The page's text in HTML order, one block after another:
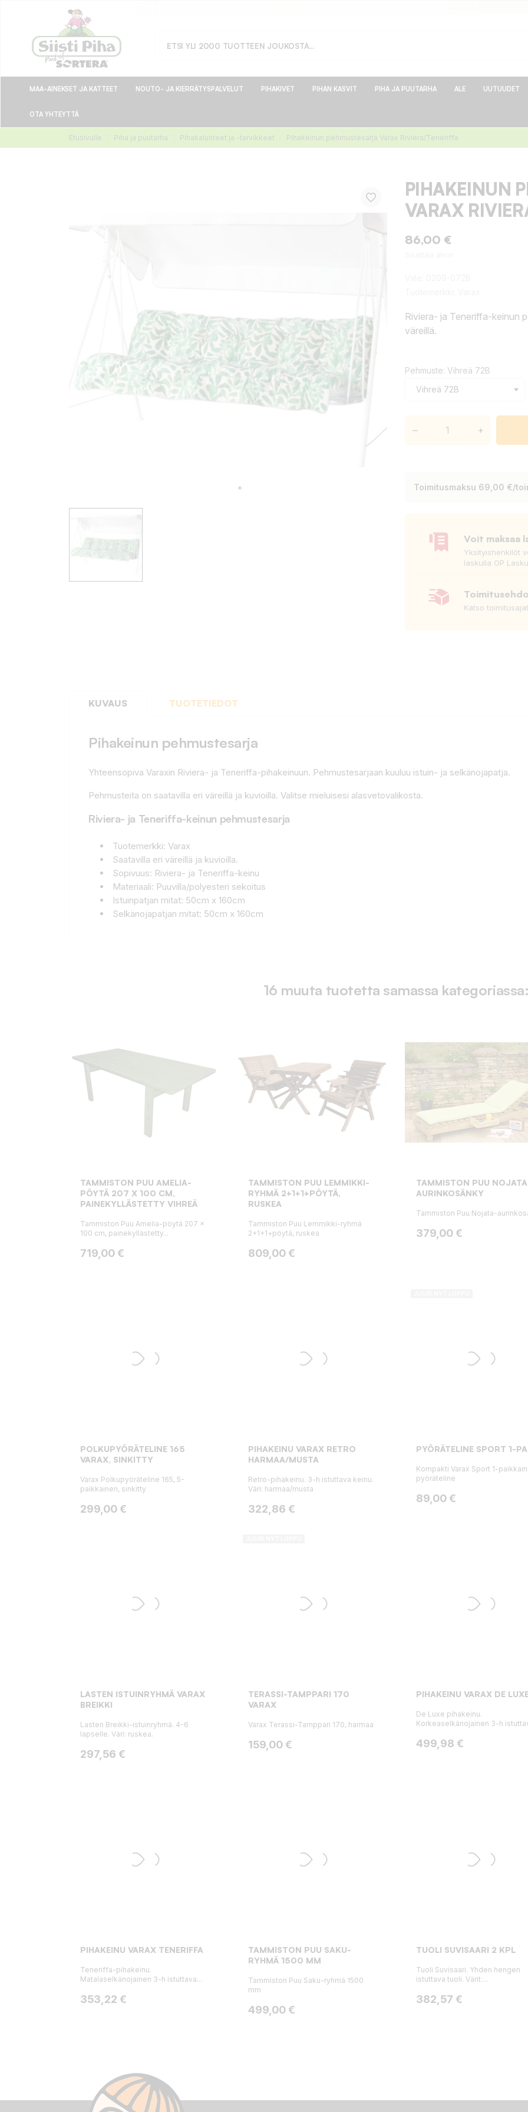
MAA-AINEKSET JA KATTEET NOUTO- JA KIERRÄTYSPALVELUT PIHAKIVET PIHAN KASVIT PIHA JA PUUTARHA ALE UUTUUDET
OTA YHTEYTTÄ
Etusivulle Piha ja puutarha Pihakalusteet ja -tarvikkeet Pihakeinun pehmustesarja Varax Riviera/Teneriffa
PIHAKEINUN
VARAX
86,00 €
Riviera- ja Teneriffa-keinun
väreillä.
Pehmuste: Vihreä 72B
– +
Toimitusmaksu 69,00 €/
Voit maksaa
Yksityishenkilöt
laskulla OP
Katso
KUVAUS TUOTETIEDOT
Pihakeinun pehmustesarja
Yhteensopiva Varaxin Riviera- ja Teneriffa-pihakeinuun. Pehmustesarjaan kuuluu istuin- ja selkänojapatja.
Pehmusteita on saatavilla eri väreillä ja kuvioilla. Valitse mieluisesi alasvetovalikosta.
Riviera- ja Teneriffa-keinun pehmustesarja
Tuotemerkki: Varax
Saatavilla eri väreillä ja kuvioilla.
Sopivuus: Riviera- ja Teneriffa-keinu
Materiaali: Puuvilla/polyesteri sekoitus
Istuinpatjan mitat: 50cm x 160cm
Selkänojapatjan mitat: 50cm x 160cm
16 muuta tuotetta samassa
TAMMISTON PUU AMELIA-
PÖYTÄ 207 X 100 CM,
PAINEKYLLÄSTETTY VIHREÄ
Tammiston Puu Amelia-pöytä 207 x
100 cm, painekyllästetty...
Hinta
719,00 €
TAMMISTON PUU LEMMIKKI-
RYHMÄ 2+1+1+PÖYTÄ,
RUSKEA
Tammiston Puu Lemmikki-ryhmä
2+1+1+pöytä, ruskea
Hinta
809,00 €
TAMMISTON PUU
AURINKOSÄNKY
Tammiston Puu Nojata-
Hinta
379,00 €
POLKUPYÖRÄTELINE 165
VARAX, SINKITTY
Varax Polkupyöräteline 165, 5-
paikkainen, sinkitty
Hinta
299,00 €
PIHAKEINU VARAX RETRO
HARMAA/MUSTA
Retro-pihakeinu. 3-h istuttava keinu.
Väri: harmaa/musta
Hinta
322,86 €
PYÖRÄTELINE SPORT 1-
Kompakti Varax Sport 1-
pyöräteline
Hinta
89,00 €
LASTEN ISTUINRYHMÄ VARAX
BREIKKI
Lasten Breikki-istuinryhmä. 4-6
lapselle. Väri: ruskea.
Hinta
297,56 €
TERASSI-TAMPPARI 170
VARAX
Varax Terassi-Tamppari 170, harmaa
Hinta
159,00 €
PIHAKEINU VARAX DE
De Luxe pihakeinu.
Korkeaselkänojainen 3-h
Hinta
499,98 €
PIHAKEINU VARAX TENERIFFA
Teneriffa-pihakeinu.
Matalaselkänojainen 3-h istuttava...
Hinta
353,22 €
TAMMISTON PUU SAKU-
RYHMÄ 1500 MM
Tammiston Puu Saku-ryhmä 1500
mm
Hinta
499,00 €
TUOLI SUVISAARI 2 KPL
Tuoli Suvisaari. Yhden hengen
istuttava tuoli. Värit:...
Hinta
382,57 €